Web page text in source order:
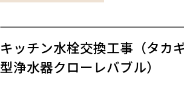
キッチン水栓交換工事（タカ
型浄水器クローレバブル）